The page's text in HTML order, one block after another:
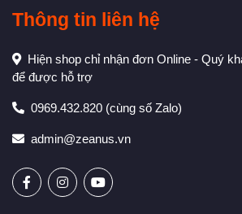
Thông tin liên hệ
Hiện shop chỉ nhận đơn Online - Quý
để được hỗ trợ
0969.432.820 (cùng số Zalo)
admin@zeanus.vn